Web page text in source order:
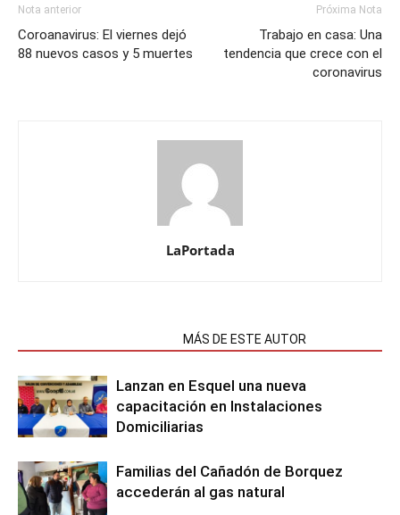
Nota anterior
Coroanavirus: El viernes dejó
88 nuevos casos y 5 muertes
Próxima Nota
Trabajo en casa: Una
tendencia que crece con el
coronavirus
LaPortada
MÁS DE ESTE AUTOR
Lanzan en Esquel una nueva
capacitación en Instalaciones
Domiciliarias
Familias del Cañadón de Borquez
accederán al gas natural